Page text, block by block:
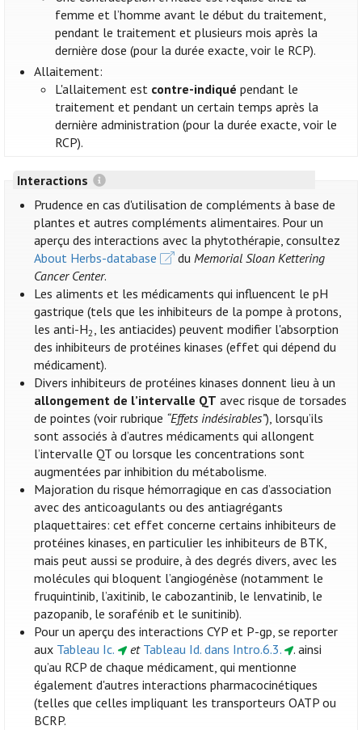
femme et l’homme avant le début du traitement,
pendant le traitement et plusieurs mois après la
dernière dose (pour la durée exacte, voir le RCP).
Allaitement:
L'allaitement est contre-indiqué pendant le
traitement et pendant un certain temps après la
dernière administration (pour la durée exacte, voir le
RCP).
Interactions
Prudence en cas d'utilisation de compléments à base de
plantes et autres compléments alimentaires. Pour un
aperçu des interactions avec la phytothérapie, consultez
About Herbs-database
duMemorial Sloan Kettering
Cancer Center.
Les aliments et les médicaments qui influencent le pH
gastrique (tels que les inhibiteurs de la pompe à protons,
les anti-H2, les antiacides) peuvent modifier l'absorption
des inhibiteurs de protéines kinases (effet qui dépend du
médicament).
Divers inhibiteurs de protéines kinases donnent lieu à un
allongement de l’intervalle QT avec risque de torsades
de pointes (voir rubrique “Effets indésirables”), lorsqu’ils
sont associés à d’autres médicaments qui allongent
l’intervalle QT ou lorsque les concentrations sont
augmentées par inhibition du métabolisme.
Majoration du risque hémorragique en cas d’association
avec des anticoagulants ou des antiagrégants
plaquettaires: cet effet concerne certains inhibiteurs de
protéines kinases, en particulier les inhibiteurs de BTK,
mais peut aussi se produire, à des degrés divers, avec les
molécules qui bloquent l’angiogénèse (notamment le
fruquintinib, l’axitinib, le cabozantinib, le lenvatinib, le
pazopanib, le sorafénib et le sunitinib).
Pour un aperçu des interactions CYP et P-gp, se reporter
aux Tableau Ic. et Tableau Id. dans Intro.6.3.
. ainsi
qu’au RCP de chaque médicament, qui mentionne
également d'autres interactions pharmacocinétiques
(telles que celles impliquant les transporteurs OATP ou
BCRP.